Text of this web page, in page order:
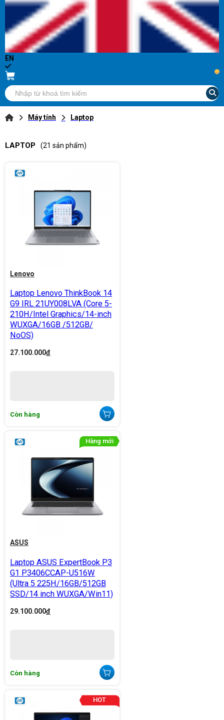
EN
...
Máy tính Laptop
LAPTOP (21 sản phẩm)
Lenovo
Laptop Lenovo ThinkBook 14
G9 IRL 21UY008LVA (Core 5-
210H/Intel Graphics/14-inch
WUXGA/16GB /512GB/
NoOS)
27.100.000đ
Còn hàng
ASUS
Laptop ASUS ExpertBook P3
G1 P3406CCAP-U516W
(Ultra 5 225H/16GB/512GB
SSD/14 inch WUXGA/Win11)
29.100.000đ
Còn hàng